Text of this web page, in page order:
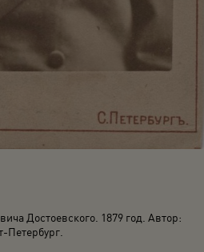
Достоевского. 1879 год. Автор:
Петербург.